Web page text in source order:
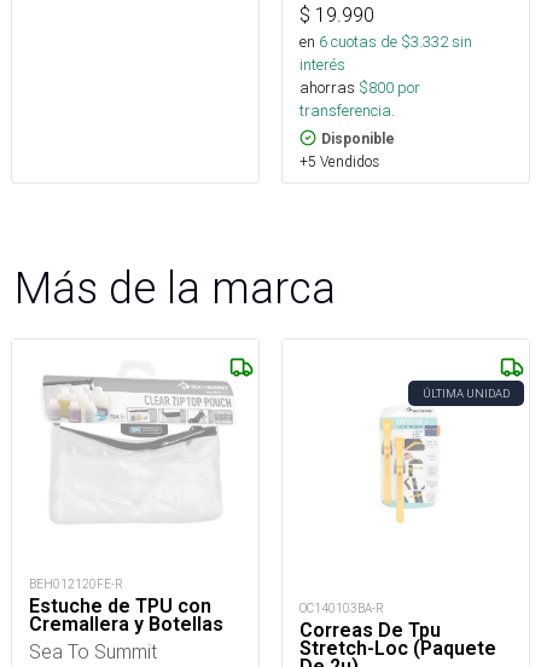
$ 19.990
en 6cuotas de $3.332sin
interés
ahorras $800 por
transferencia.
Disponible
+5 Vendidos
Más de la marca
BEH012120FE-R
Estuche de TPU con
Cremallera y Botellas
Sea To Summit
ÚLTIMA UNIDAD
OC140103BA-R
Correas De Tpu
Stretch-Loc (Paquete